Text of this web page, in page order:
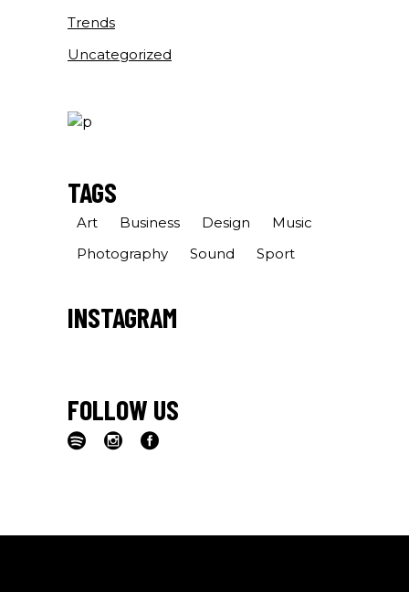
Trends
Uncategorized
TAGS
Art Business Design
Music
Photography
Sound Sport
INSTAGRAM
FOLLOW US